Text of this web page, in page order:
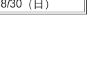
8/30（日）